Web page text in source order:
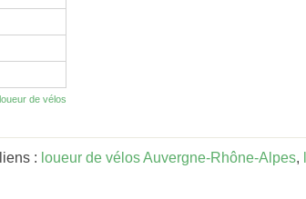
de vélos
: loueur de vélos Auvergne-Rhône-Alpes,